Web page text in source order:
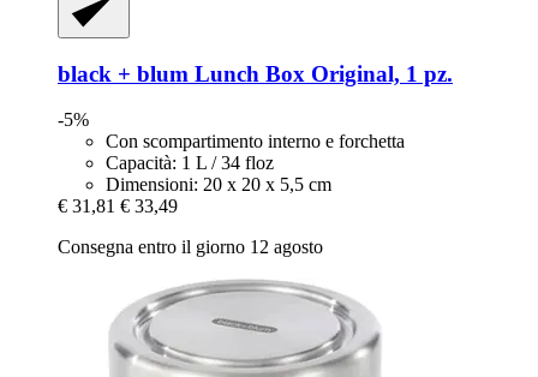
black + blum Lunch Box Original, 1 pz.
-5%
Con scompartimento interno e forchetta
Capacità: 1 L / 34 floz
Dimensioni: 20 x 20 x 5,5 cm
€ 31,81 € 33,49
Consegna entro il giorno 12 agosto